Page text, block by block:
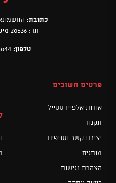
כתובת: החשמונאים 91,
תד: 20536 מיקוד: 6713308
טלפון:
פרטים חשובים
אודות אלפיין סטייל
תקנון
יצירת קשר וסניפים
מותגים
הצהרת נגישות